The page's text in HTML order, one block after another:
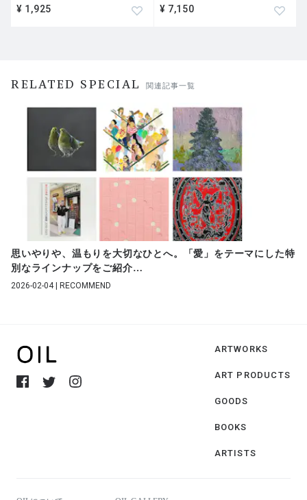
¥ 1,925 ¥ 7,150
RELATED SPECIAL 関連記事一覧
思いやりや、温もりを大切なひとへ。「愛」をテーマにした特
別なラインナップをご紹介…
2026-02-04 | RECOMMEND
ARTWORKS
ART PRODUCTS
GOODS
BOOKS
ARTISTS